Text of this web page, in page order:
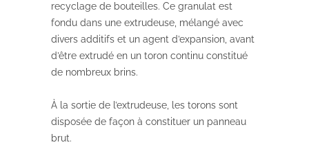
recyclage de bouteilles. Ce granulat est
fondu dans une extrudeuse, mélangé avec
divers additifs et un agent d’expansion, avant
d’être extrudé en un toron continu constitué
de nombreux brins.
À la sortie de l’extrudeuse, les torons sont
disposée de façon à constituer un panneau
brut.